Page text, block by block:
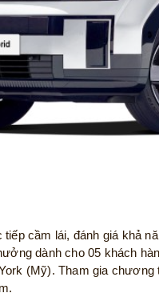
cầm lái, đánh giá khả
dành cho 05 khách
(Mỹ). Tham gia